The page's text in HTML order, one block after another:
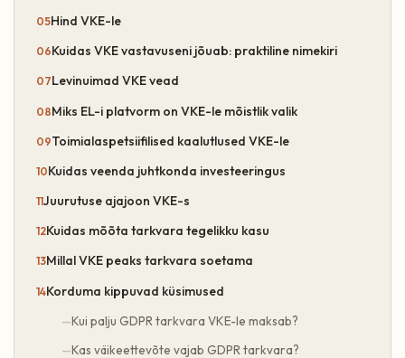
Hind VKE-le
Kuidas VKE vastavuseni jõuab: praktiline nimekiri
Levinuimad VKE vead
Miks EL-i platvorm on VKE-le mõistlik valik
Toimialaspetsiifilised kaalutlused VKE-le
Kuidas veenda juhtkonda investeeringus
Juurutuse ajajoon VKE-s
Kuidas mõõta tarkvara tegelikku kasu
Millal VKE peaks tarkvara soetama
Korduma kippuvad küsimused
Kui palju GDPR tarkvara VKE-le maksab?
Kas väikeettevõte vajab GDPR tarkvara?